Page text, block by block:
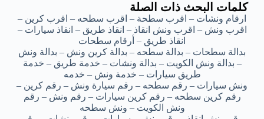
كلمات البحث ذات الصلة
ارقام ونشات – اقرب سطحة – اقرب سطحه – اقرب كرين –
اقرب ونش – اقرب ونش انقاذ – انقاذ طريق – انقاذ سيارات –
انقاذ طريق – أرقام سطحات
بدالة سطحات – بدالة سطحه – بدالة كرين ونش – بدالة ونش
– بدالة ونش الكويت – بدالة ونشات – خدمة طريق – خدمة
طريق سيارات – خدمة ونش – خدمه
ونش سيارات – رقم سطحه – رقم سيارة ونش – رقم كرين –
رقم كرين سطحه – رقم كرين سيارات – رقم ونش – رقم
ونش الكويت – ونش سطحه